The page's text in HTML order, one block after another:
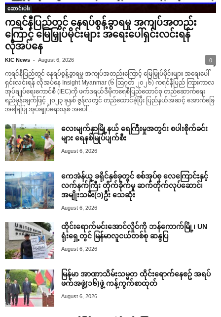
ဆောင်းပါး
ကရင်နီပြည်တွင် နေရပ်စွန့်ခွာရမှု အကျပ်အတည်း
ကြောင့် မြေမြှုပ်မိုင်းများ အရေးပေါ်ရှင်းလင်းရန်
လိုအပ်နေ
KIC News - August 6, 2026 0
ကရင်နီပြည်တွင် နေရပ်စွန့်ခွာရမှု အကျပ်အတည်းကြောင့် မြေမြှုပ်မိုင်းများ အရေးပေါ်
ရှင်းလင်းရန် လိုအပ်နေ Insight Myanmar (၆ ဩဂုတ် ၂၀၂၆) ကရင်နီပြည် ကြားကာလ
အုပ်ချုပ်ရေးကောင်စီ (IEC)ကို ဖက်ဒရယ်ဒီမိုကရေစီပြည်ထောင်စု တည်ဆောက်ရေး
ရည်မှန်းချက်ဖြင့် ၂၀၂၃ ခုနှစ် ဇွန်လတွင် တည်ထောင်ခဲ့ပြီး ပြည်နယ်အဆင့် အောက်ခြေ
အခြေပြု အုပ်ချုပ်ရေးစနစ် အပေါ်...
လေးမျက်နှာမြို့နယ် ရေကြီးမှုအတွင်း စပါးစိုက်ခင်း
များ ရေနစ်မြုပ်ပျက်စီး
August 6, 2026
ကေအဲန်ယူ ခရိုင်နှစ်ခုတွင် စစ်အုပ်စု လေကြောင်းနှင့်
လက်နက်ကြီး တိုက်ခိုက်မှု ဆက်တိုက်လုပ်ဆောင်၊
အမျိုးသမီး(၁)ဦး သေဆုံး
August 6, 2026
ထိုင်းရောက်မင်းအောင်လှိုင်ကို ဘန်ကောက်မြို့၊ UN
ရုံးရှေ့တွင် မြန်မာလူငယ်တစ်စု ဆန္ဒပြ
August 6, 2026
မြန်မာ အာဏာသိမ်းသမ္မတ ထိုင်းရောက်နေစဥ် အရပ်
ဖက်အဖွဲ့(၁၆)ဖွဲ့ ကန့်ကွက်စာထုတ်
August 6, 2026